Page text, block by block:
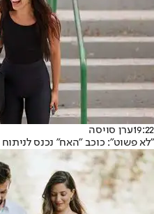
19:22ערן סויסה
"לא פשוט": כוכב "האח" נכנס לניתוח